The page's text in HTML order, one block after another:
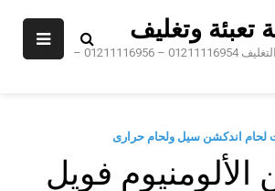
تعبئة وتغليف
اسعار ماكينات التعبئة والتغليف 01211116954 – 01211116956 –
لحام اندكشن سيل ولحام حرارى
فويل